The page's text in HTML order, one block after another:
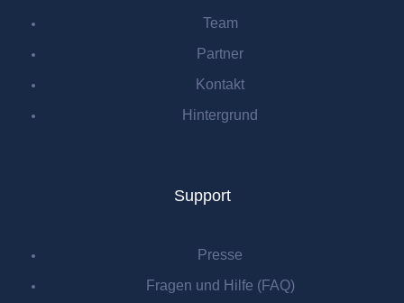
Team
Partner
Kontakt
Hintergrund
Support
Presse
Fragen und Hilfe (FAQ)